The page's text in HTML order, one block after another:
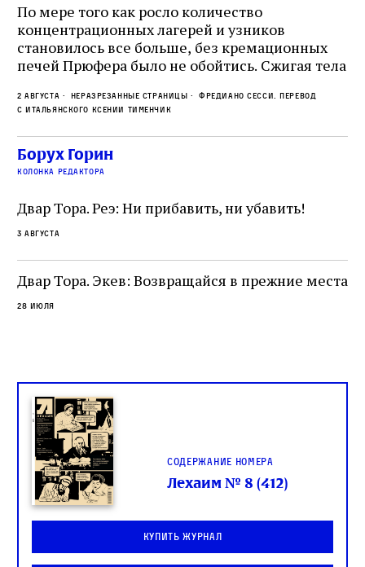
По мере того как росло количество
концентрационных лагерей и узников
становилось все больше, без кремационных
печей Прюфера было не обойтись. Cжигая тела
верны своему архаичному культу смерти, но и
скрывали от населения соседних городов,
сколько узников погибало каждый день в этих
жутких местах
2 августа Неразрезанные страницы
Фредиано Сесси. Перевод
с итальянского Ксении Тименчик
Борух Горин
колонка редактора
Двар Тора. Реэ: Ни прибавить, ни убавить!
3 августа
Двар Тора. Экев: Возвращайся в прежние места
28 июля
Содержание номера
Лехаим № 8 (412)
Купить журнал